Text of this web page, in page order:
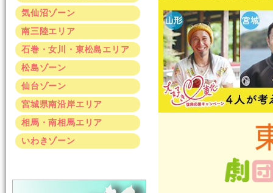
気仙沼ゾーン
南三陸エリア
石巻・女川・東松島エリア
松島ゾーン
仙台ゾーン
宮城県南沿岸エリア
相馬・南相馬エリア
いわきゾーン